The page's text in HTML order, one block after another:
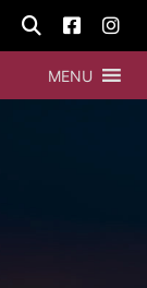
MENU